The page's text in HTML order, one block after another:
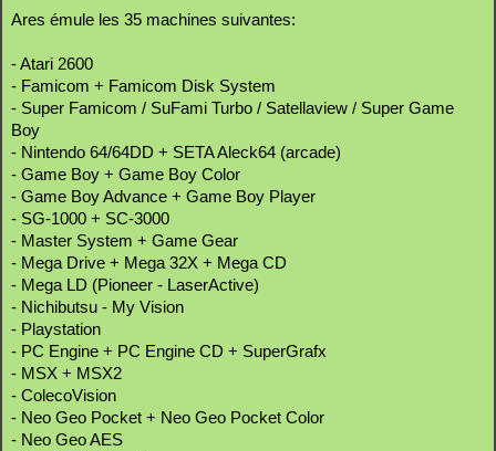
Ares émule les 35 machines suivantes:
- Atari 2600
- Famicom + Famicom Disk System
- Super Famicom / SuFami Turbo / Satellaview / Super Game
Boy
- Nintendo 64/64DD + SETA Aleck64 (arcade)
- Game Boy + Game Boy Color
- Game Boy Advance + Game Boy Player
- SG-1000 + SC-3000
- Master System + Game Gear
- Mega Drive + Mega 32X + Mega CD
- Mega LD (Pioneer - LaserActive)
- Nichibutsu - My Vision
- Playstation
- PC Engine + PC Engine CD + SuperGrafx
- MSX + MSX2
- ColecoVision
- Neo Geo Pocket + Neo Geo Pocket Color
- Neo Geo AES